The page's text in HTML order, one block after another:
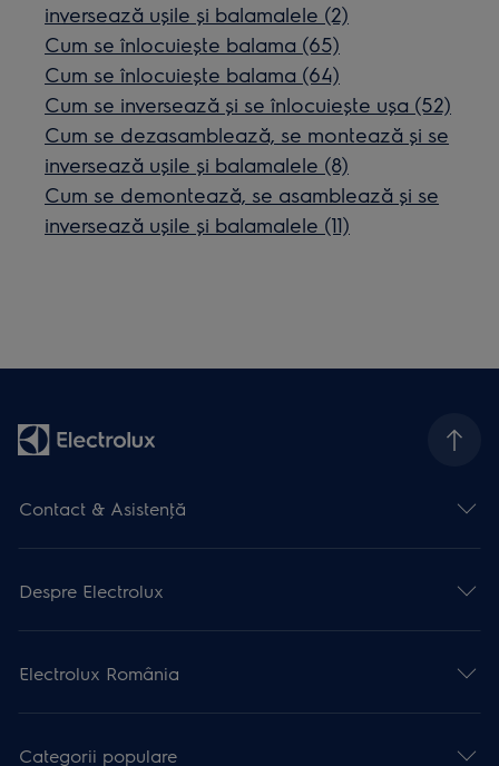
inversează ușile și balamalele (2)
Cum se înlocuiește balama (65)
Cum se înlocuiește balama (64)
Cum se inversează și se înlocuiește ușa (52)
Cum se dezasamblează, se montează și se
inversează ușile și balamalele (8)
Cum se demontează, se asamblează și se
inversează ușile și balamalele (11)
Contact & Asistenţă
Despre Electrolux
Electrolux România
Categorii populare